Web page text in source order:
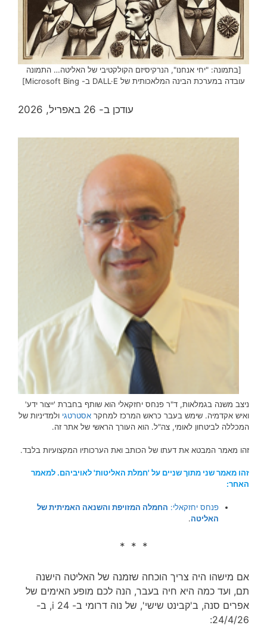
[בתמונה: "יחי אנחנו", הנרקיסיזם הקולקטיבי של האליטה… התמונה
עובדה במערכת הבינה המלאכותית של DALL·E ב- Microsoft Bing]
עודכן ב- 26 באפריל, 2026
ניצב משנה בגמלאות, ד"ר פנחס יחזקאלי הוא שותף בחברת 'ייצור ידע'
ואיש אקדמיה. שימש בעבר כראש המרכז למחקר אסטרטגי ולמדיניות של
המכללה לביטחון לאומי, צה"ל. הוא העורך הראשי של אתר זה.
זהו מאמר המבטא את דעתו של הכותב ואת הערכותיו המקצועיות בלבד.
זהו מאמר שני מתוך שניים על 'חמלת האליטות' לאויביהם. למאמר
האחר:
פנחס יחזקאלי: החמלה המזויפת והשנאה האמיתית של
האליטה.
* * *
אם מישהו היה צריך הוכחה שזמנה של האליטה הישנה
תם, ועד כמה היא חיה בעבר, הנה לכם מופע האימים של
אפרים סנה, ב'קבינט שישי', של נוה דרומי ב- i 24, ב-
24/4/26: